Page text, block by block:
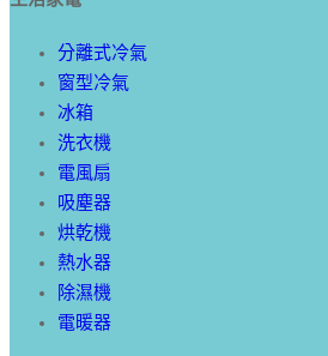
分離式冷氣
窗型冷氣
冰箱
洗衣機
電風扇
吸塵器
烘乾機
熱水器
除濕機
電暖器